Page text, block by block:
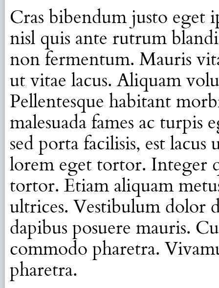
Cras bibendum justo eget
nisl quis ante rutrum
non fermentum. Mauris
ut vitae lacus. Aliquam
Pellentesque habitant
malesuada fames ac turpis
sed porta facilisis, est
lorem eget tortor. Integer
tortor. Etiam aliquam
ultrices. Vestibulum dolor
dapibus posuere mauris.
commodo pharetra.
pharetra.